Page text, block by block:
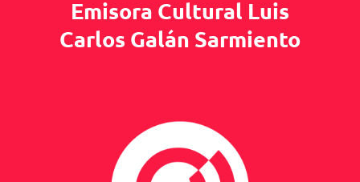
Emisora Cultural Luis
Carlos Galán Sarmiento